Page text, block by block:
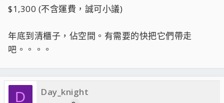
$1,300 (不含運費，誠可小議)
年底到清櫃子，佔空間。有需要的快把它們帶走
吧。。。。
D Day_knight